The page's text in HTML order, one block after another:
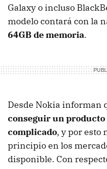
Galaxy o incluso
modelo contará con la
64GB de memoria.
Desde Nokia informan
conseguir un producto
complicado, y por esto
principio en los
disponible. Con